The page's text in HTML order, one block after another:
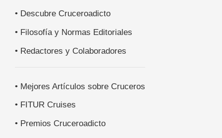
• Descubre Cruceroadicto
• Filosofía y Normas Editoriales
• Redactores y Colaboradores
• Mejores Artículos sobre Cruceros
• FITUR Cruises
• Premios Cruceroadicto